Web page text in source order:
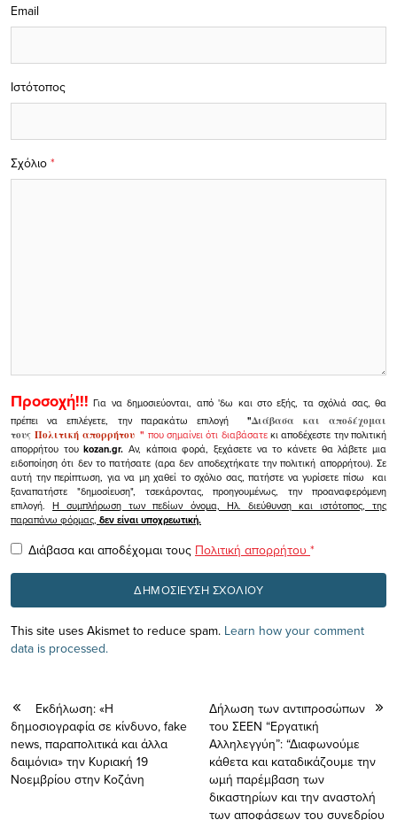
Σχόλιο *
Email
Ιστότοπος
Προσοχή!!! Για να δημοσιεύονται, από 'δω και στο εξής, τα σχόλιά σας, θα
πρέπει να επιλέγετε, την παρακάτω επιλογή
"Διάβασα και αποδέχομαι
τουςΠολιτική απορρήτου" που σημαίνει ότι διαβάσατεκι αποδέχεστε την πολιτική
απορρήτου τουkozan.gr. Αν, κάποια φορά, ξεχάσετε να το κάνετε θα λάβετε μια
ειδοποίηση ότι δεν το πατήσατε (αρα δεν αποδεχτήκατε την πολιτική απορρήτου). Σε
αυτή την περίπτωση, για να μη χαθεί το σχόλιο σας, πατήστε να γυρίσετε πίσω και
ξαναπατήστε "δημοσίευση", τσεκάροντας, προηγουμένως, την προαναφερόμενη
επιλογή.Η συμπλήρωση των πεδίων όνομα, Ηλ. διεύθυνση και ιστότοπος, της
παραπάνω φόρμας, δεν είναι υποχρεωτική.
Διάβασα και αποδέχομαι τους Πολιτική απορρήτου *
This site uses Akismet to reduce spam. Learn how your comment
data is processed.
Εκδήλωση: «Η
δημοσιογραφία σε κίνδυνο, fake
news, παραπολιτικά και άλλα
δαιμόνια» την Κυριακή 19
Νοεμβρίου στην Κοζάνη
Δήλωση των αντιπροσώπων
του ΣΕΕΝ “Εργατική
Αλληλεγγύη”: “Διαφωνούμε
κάθετα και καταδικάζουμε την
ωμή παρέμβαση των
δικαστηρίων και την αναστολή
των αποφάσεων του συνεδρίου